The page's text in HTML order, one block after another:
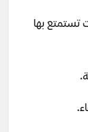
تستمتع بها